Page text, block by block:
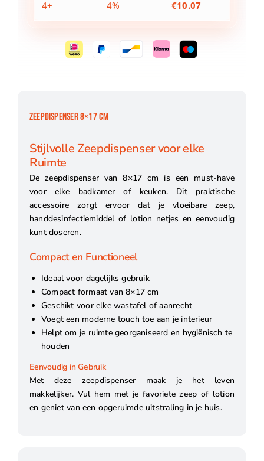
4+ 4% €10.07
ZEEPDISPENSER 8×17 CM
Stijlvolle Zeepdispenser voor elke
Ruimte
De zeepdispenser van 8×17 cm is een must-have
voor elke badkamer of keuken. Dit praktische
accessoire zorgt ervoor dat je vloeibare zeep,
handdesinfectiemiddel of lotion netjes en eenvoudig
kunt doseren.
Compact en Functioneel
Ideaal voor dagelijks gebruik
Compact formaat van 8×17 cm
Geschikt voor elke wastafel of aanrecht
Voegt een moderne touch toe aan je interieur
Helpt om je ruimte georganiseerd en hygiënisch te
houden
Eenvoudig in Gebruik
Met deze zeepdispenser maak je het leven
makkelijker. Vul hem met je favoriete zeep of lotion
en geniet van een opgeruimde uitstraling in je huis.